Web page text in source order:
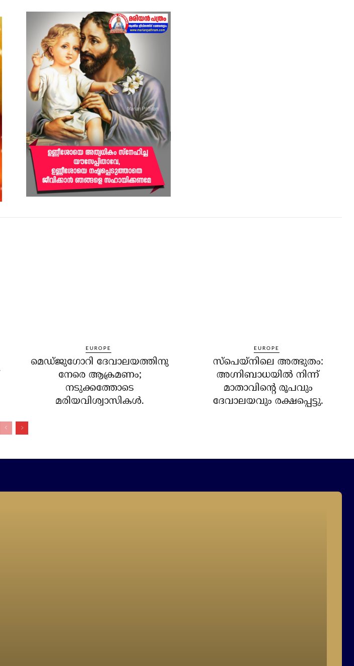
EUROPE
മെഡ്ജുഗോറി ദേവാലയത്തിനു
നേരെ ആക്രമണം;
നടുക്കത്തോടെ
മരിയവിശ്വാസികള്‍.
EUROPE
സ്‌പെയ്‌നിലെ അത്ഭുതം:
അഗ്നിബാധയില്‍ നിന്ന്
മാതാവിന്റെ രൂപവും
ദേവാലയവും രക്ഷപ്പെട്ടു.